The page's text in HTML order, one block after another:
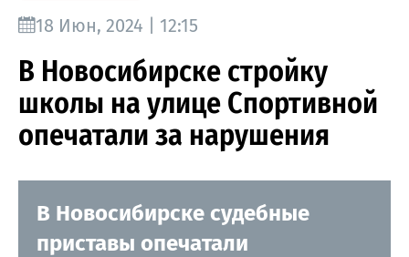
18 Июн, 2024 | 12:15
В Новосибирске стройку
школы на улице Спортивной
опечатали за нарушения
В Новосибирске судебные
приставы опечатали